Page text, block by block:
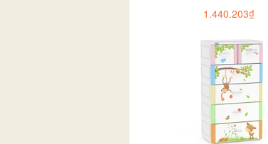
1.440.203₫